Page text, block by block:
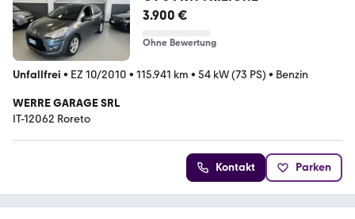
3.900 €
Ohne Bewertung
Unfallfrei • EZ 10/2010 • 115.941 km • 54 kW (73 PS) • Benzin
WERRE GARAGE SRL
IT-12062 Roreto
Kontakt Parken